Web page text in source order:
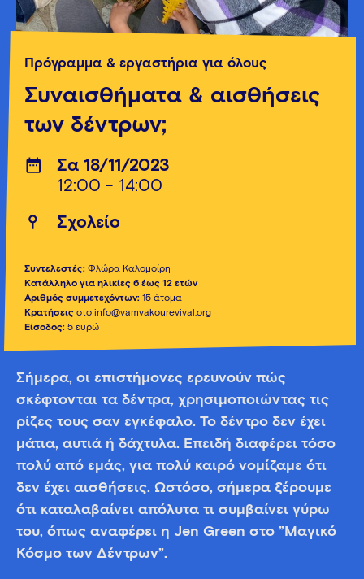
Πρόγραμμα & εργαστήρια για όλους
Συναισθήματα & αισθήσεις
των δέντρων;
Σα 18/11/2023
12:00 - 14:00
Σχολείο
Συντελεστές: Φλώρα Καλομοίρη
Κατάλληλο για ηλικίες 6 έως 12 ετών
Αριθμός συμμετεχόντων: 15 άτομα
Κρατήσεις στο info@vamvakourevival.org
Είσοδος: 5 ευρώ
Σήμερα, οι επιστήμονες ερευνούν πώς
σκέφτονται τα δέντρα, χρησιμοποιώντας τις
ρίζες τους σαν εγκέφαλο. Το δέντρο δεν έχει
μάτια, αυτιά ή δάχτυλα. Επειδή διαφέρει τόσο
πολύ από εμάς, για πολύ καιρό νομίζαμε ότι
δεν έχει αισθήσεις. Ωστόσο, σήμερα ξέρουμε
ότι καταλαβαίνει απόλυτα τι συμβαίνει γύρω
του, όπως αναφέρει η Jen Green στο ”Μαγικό
Κόσμο των Δέντρων”.